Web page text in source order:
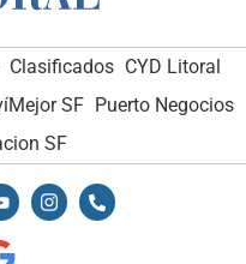
Clasificados CYD Litoral
SF Puerto Negocios
SF